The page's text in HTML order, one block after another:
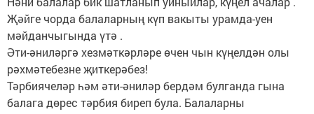
Җәйге чорда балаларның күп вакыты урамда-уен
мәйданчыгында үтә .
Әти-әниләргә хезмәткәрләре өчен чын күңелдән олы
рәхмәтебезне җиткерәбез!
Тәрбиячеләр һәм әти-әниләр бердәм булганда гына
балага дөрес тәрбия биреп була. Балаларны